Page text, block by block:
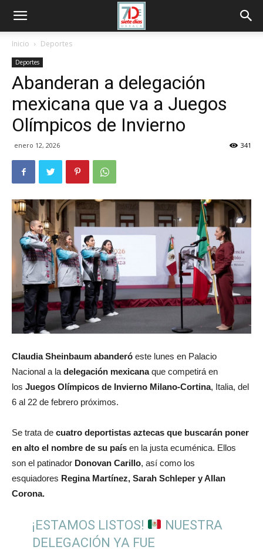
Inicio Deportes
Deportes
Abanderan a delegación
mexicana que va a Juegos
Olímpicos de Invierno
enero 12, 2026 341
Claudia Sheinbaum abanderó este lunes en Palacio
Nacional a la delegación mexicanaque competirá en
los Juegos Olímpicos de Invierno Milano-Cortina, Italia, del
6 al 22 de febrero próximos.
Se trata de cuatro deportistas aztecas que buscarán poner
en alto el nombre de su país en la justa ecuménica. Ellos
son el patinador Donovan Carillo, así como los
esquiadores Regina Martínez, Sarah Schleper y Allan
Corona.
¡ESTAMOS LISTOS!
NUESTRA
DELEGACIÓN YA FUE